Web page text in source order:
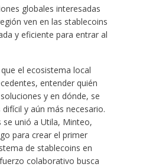
globales interesadas
ven en las stablecoins
y eficiente para entrar al
el ecosistema local
entender quién
y en dónde, se
y aún más necesario.
unió a Utila, Minteo,
para crear el primer
de stablecoins en
colaborativo busca